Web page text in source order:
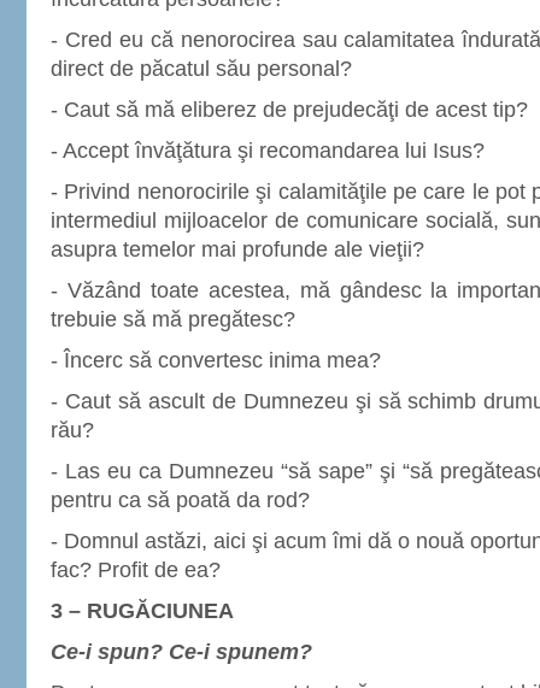
- Cred eu că nenorocirea sau calamitatea
direct de păcatul său personal?
- Caut să mă eliberez de prejudecăţi de acest tip?
- Accept învăţătura şi recomandarea lui Isus?
- Privind nenorocirile şi calamităţile pe care le pot
intermediul mijloacelor de comunicare socială,
asupra temelor mai profunde ale vieţii?
- Văzând toate acestea, mă gândesc la
trebuie să mă pregătesc?
- Încerc să convertesc inima mea?
- Caut să ascult de Dumnezeu şi să schimb
rău?
- Las eu ca Dumnezeu “să sape” şi “să
pentru ca să poată da rod?
- Domnul astăzi, aici şi acum îmi dă o nouă
fac? Profit de ea?
3 – RUGĂCIUNEA
Ce-i spun? Ce-i spunem?